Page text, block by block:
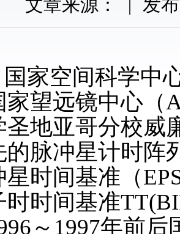
文章来源： | 发
国家空间科学中
家望远镜中心（
圣地亚哥分校威
的脉冲星计时阵
星时间基准（
时时间基准
～ 1997年前后